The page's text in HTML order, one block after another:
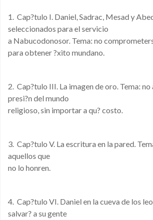
1. Cap?tulo I. Daniel, Sadrac, Mesad y
seleccionados para el servicio
a Nabucodonosor. Tema: no
para obtener ?xito mundano.
2. Cap?tulo III. La imagen de oro. Tema: no
presi?n del mundo
religioso, sin importar a qu? costo.
3. Cap?tulo V. La escritura en la pared.
aquellos que
no lo honren.
4. Cap?tulo VI. Daniel en la cueva de los
salvar? a su gente